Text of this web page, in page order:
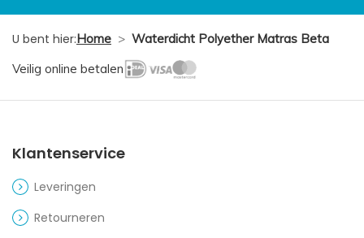
U bent hier:Home > Waterdicht Polyether Matras Beta
Veilig online betalen
Klantenservice
Leveringen
Retourneren